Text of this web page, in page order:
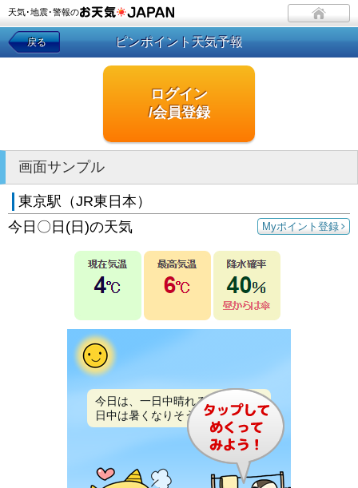
天気･地震･警報の
戻る ピンポイント天気予報
ログイン
/会員登録
画面サンプル
東京駅（JR東日本）
Myポイント登録
今日〇日(日)の天気
今日は、一日中晴れるでしょう。
日中は暑くなりそうです。